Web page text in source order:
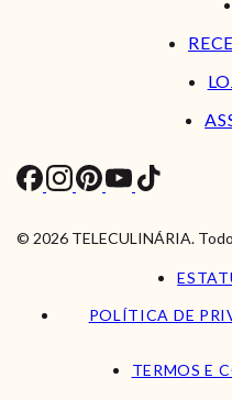
© 2026 TELECULINÁRIA.
POLÍTICA DE
TERMOS E